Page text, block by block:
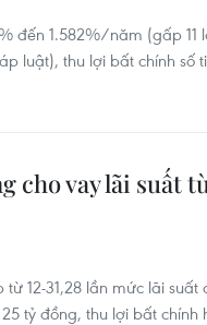
đến 1.582%/năm (gấp 11
luật), thu lợi bất chính số
cho vay lãi suất
12-31,28 lần mức lãi suất
tỷ đồng, thu lợi bất chính